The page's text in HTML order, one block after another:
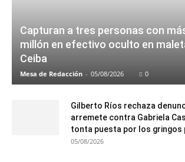
Capturan a tres personas con
millón en efectivo oculto en
Ceiba
Mesa de Redacción - 05/08/2026 0
Gilberto Ríos rechaza
arremete contra Gabriela
tonta puesta por los gringos
05/08/2026